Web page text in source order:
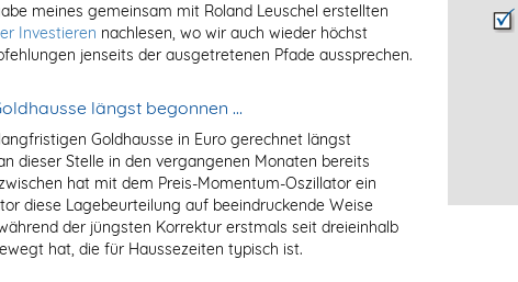
meines gemeinsam mit Roland Leuschel erstellten
Investieren nachlesen, wo wir auch wieder höchst
jenseits der ausgetretenen Pfade aussprechen.
längst begonnen …
Goldhausse in Euro gerechnet längst
dieser Stelle in den vergangenen Monaten bereits
hat mit dem Preis-Momentum-Oszillator ein
diese Lagebeurteilung auf beeindruckende Weise
der jüngsten Korrektur erstmals seit dreieinhalb
hat, die für Haussezeiten typisch ist.